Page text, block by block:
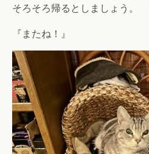
そろそろ帰るとしましょう。
『またね！』